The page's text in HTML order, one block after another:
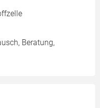
Beratung,